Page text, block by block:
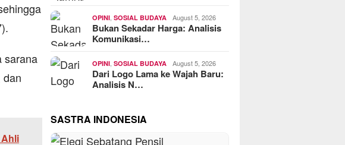
sarana
dan
OPINI ,SOSIAL BUDAYA August 5, 2026
Bukan Sekadar Harga: Analisis
Komunikasi…
OPINI ,SOSIAL BUDAYA August 5, 2026
Dari Logo Lama ke Wajah Baru:
Analisis N…
SASTRA INDONESIA